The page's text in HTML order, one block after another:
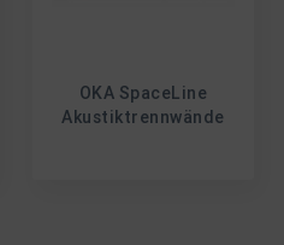
OKA SpaceLine
Akustiktrennwände